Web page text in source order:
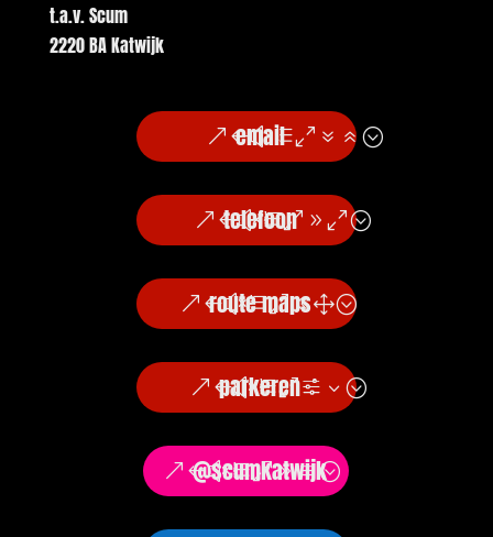
t.a.v. Scum
2220 BA Katwijk
email
telefoon
route maps
parkeren
@scumkatwijk